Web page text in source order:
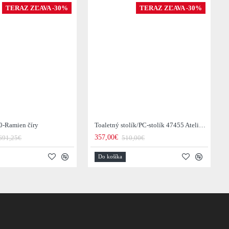
TERAZ ZĽAVA -30%
Ramien číry
TERAZ ZĽAVA -30%
Toaletný stolík/PC-stolík 47455 Atelier 120cm Natural Dub Dyha
357,00€ 510,00€
Do košíka